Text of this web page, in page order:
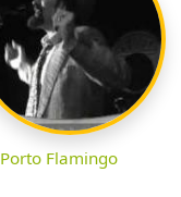
Porto Flamingo